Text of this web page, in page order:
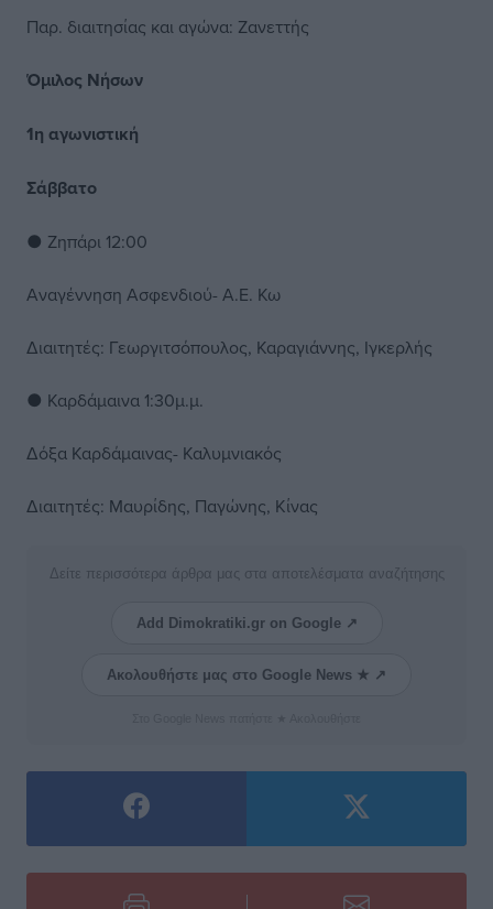
Παρ. διαιτησίας και αγώνα: Ζανεττής
Όμιλος Νήσων
1η αγωνιστική
Σάββατο
● Ζηπάρι 12:00
Αναγέννηση Ασφενδιού- Α.Ε. Κω
Διαιτητές: Γεωργιτσόπουλος, Καραγιάννης, Ιγκερλής
● Καρδάμαινα 1:30μ.μ.
Δόξα Καρδάμαινας- Καλυμνιακός
Διαιτητές: Μαυρίδης, Παγώνης, Κίνας
Δείτε περισσότερα άρθρα μας στα αποτελέσματα αναζήτησης
Add Dimokratiki.gr on Google ↗
Ακολουθήστε μας στο Google News ★ ↗